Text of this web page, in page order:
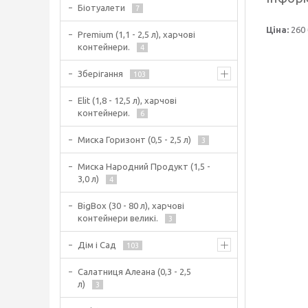
Ціна: 260
Біотуалети 7
Premium (1,1 - 2,5 л), харчові
контейнери.
4
Зберігання 103
Elit (1,8 - 12,5 л), харчові
контейнери.
6
Миска Горизонт (0,5 - 2,5 л) 3
Миска Народний Продукт (1,5 -
3,0 л)
4
BigBox (30 - 80 л), харчові
контейнери великі.
3
Дім і Сад 103
Салатниця Алеана (0,3 - 2,5
л)
3